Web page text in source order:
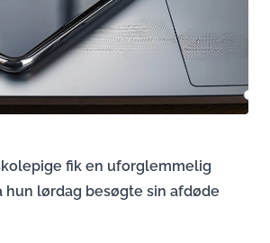
fik en uforglemmelig
hun lørdag besøgte sin afdøde